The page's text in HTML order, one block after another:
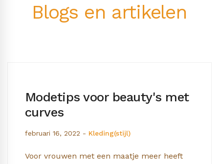
Blogs en artikelen
Contrast: over licht en
donker
oktober 4, 2021-Kleur,Kleding(stijl)
Het kan zijn dat je al weet welk kleurtype je